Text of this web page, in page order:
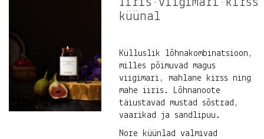
küünal
Külluslik lõhnakombinatsioon,
milles põimuvad magus
viigimari, mahlane kirss ning
mahe iiris. Lõhnanoote
täiustavad mustad sõstrad,
vaarikad ja sandlipuu.
Nore küünlad valmivad